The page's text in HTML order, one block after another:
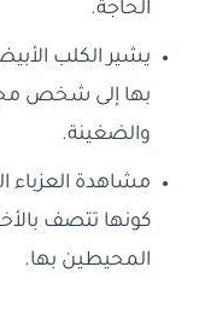
الحاجة.
يشير الكلب
بها إلى شخص
والضغينة.
مشاهدة العزباء
كونها تتصف
المحيطين بها.